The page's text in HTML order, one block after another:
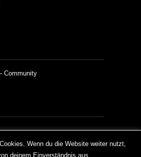
Community
to improve your experience. We'll
Wenn du die Website weiter nutzt,
deinem Einverständnis aus.